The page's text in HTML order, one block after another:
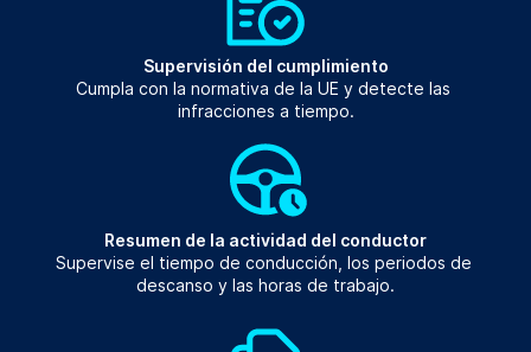
Supervisión del cumplimiento
Cumpla con la normativa de la UE y detecte las
infracciones a tiempo.
Resumen de la actividad del conductor
Supervise el tiempo de conducción, los periodos de
descanso y las horas de trabajo.